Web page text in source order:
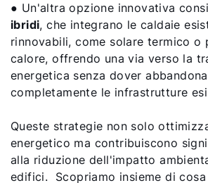
● Un'altra opzione innovativa
ibridi, che integrano le caldaie
rinnovabili, come solare termico o
calore, offrendo una via verso la
energetica senza dover
completamente le infrastrutture
Queste strategie non solo
energetico ma contribuiscono
alla riduzione dell'impatto
edifici. Scopriamo insieme di